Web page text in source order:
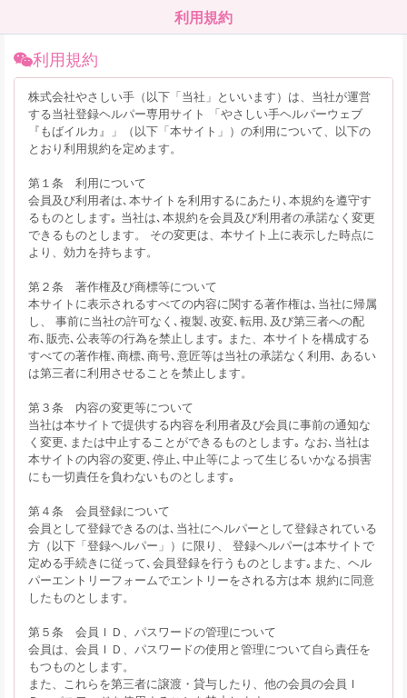
利用規約
利用規約
株式会社やさしい手（以下「当社」といいます）は、当社が運営
する当社登録ヘルパー専用サイト 「やさしい手ヘルパーウェブ
『もばイルカ』」（以下「本サイト」）の利用について、以下の
とおり利用規約を定めます。
第１条 利用について
会員及び利用者は､本サイトを利用するにあたり､本規約を遵守す
るものとします｡ 当社は､本規約を会員及び利用者の承諾なく変更
できるものとします。 その変更は、本サイト上に表示した時点に
より、効力を持ちます。
第２条 著作権及び商標等について
本サイトに表示されるすべての内容に関する著作権は､当社に帰属
し、 事前に当社の許可なく､複製､改変､転用､及び第三者への配
布､販売､公表等の行為を禁止します｡ また、本サイトを構成する
すべての著作権､商標､商号､意匠等は当社の承諾なく利用､ あるい
は第三者に利用させることを禁止します。
第３条 内容の変更等について
当社は本サイトで提供する内容を利用者及び会員に事前の通知な
く変更､または中止することができるものとします｡ なお､当社は
本サイトの内容の変更､停止､中止等によって生じるいかなる損害
にも一切責任を負わないものとします｡
第４条 会員登録について
会員として登録できるのは､当社にヘルパーとして登録されている
方（以下「登録ヘルパー」）に限り、 登録ヘルパーは本サイトで
定める手続きに従って､会員登録を行うものとします｡また、ヘル
パーエントリーフォームでエントリーをされる方は本 規約に同意
したものとします。
第５条 会員ＩＤ、パスワードの管理について
会員は、会員ＩＤ、パスワードの使用と管理について自ら責任を
もつものとします。
また、これらを第三者に譲渡・貸与したり、他の会員の会員Ｉ